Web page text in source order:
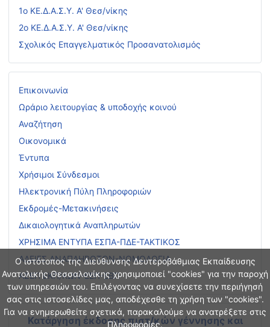
Ο ιστότοπος της Διεύθυνσης Δευτεροβάθμιας Εκπαίδευσης
Ανατολικής Θεσσαλονίκης χρησιμοποιεί "cookies" για την παροχή
των υπηρεσιών του. Επιλέγοντας να συνεχίσετε την περιήγησή
σας στις ιστοσελίδες μας, αποδέχεσθε τη χρήση των "cookies".
Για να ενημερωθείτε σχετικά, παρακαλούμε να ανατρέξετε στις
Πληροφορίες.
1ο ΚΕ.Δ.Α.Σ.Υ. Α' Θεσ/νίκης
2ο ΚΕ.Δ.Α.Σ.Υ. Α' Θεσ/νίκης
Σχολικός Επαγγελματικός Προσανατολισμός
Επικοινωνία
Ωράριο λειτουργίας & υποδοχής κοινού
Αναζήτηση
Οικονομικά
Έντυπα
Χρήσιμοι Σύνδεσμοι
Ηλεκτρονική Πύλη Πληροφοριών
Εκδρομές-Μετακινήσεις
Δικαιολογητικά Αναπληρωτών
ΧΡΗΣΙΜΑ ΕΝΤΥΠΑ ΕΣΠΑ-ΠΔΕ-ΤΑΚΤΙΚΟΣ
ΑΔΕΙΕΣ ΑΝΑΠΛΗΡΩΤΩΝ-ΝΟΜΟΛΟΓΙΑ
ΑΣΕΠ ΕΚΠ/ΚΩΝ-ΕΕΠ-ΕΒΠ
Κατάργηση έκδοσης πιστ/κών γέννησης και